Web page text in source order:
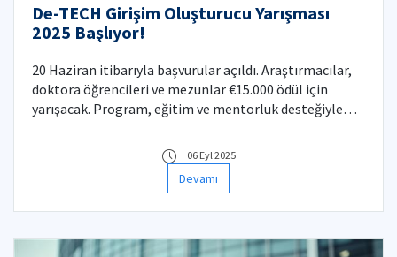
De-TECH Girişim Oluşturucu Yarışması
2025 Başlıyor!
20 Haziran itibarıyla başvurular açıldı. Araştırmacılar,
doktora öğrencileri ve mezunlar €15.000 ödül için
yarışacak. Program, eğitim ve mentorluk desteğiyle
06 Eyl 2025
Devamı